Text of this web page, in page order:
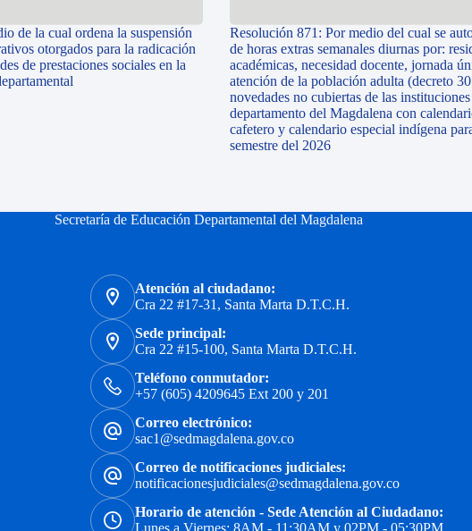
de la cual ordena la suspensión
otorgados para la radicación
de prestaciones sociales en la
Resolución 871: Por medio del cual se
de horas extras semanales diurnas por:
académicas, necesidad docente, jornada
atención de la población adulta (decreto
novedades no cubiertas de las
departamento del Magdalena con
cafetero y calendario especial indígena
semestre del 2026
Secretaría de Educación Departamental del Magdalena
Atención al ciudadano:
Cra 22 #17-31, Santa Marta D.T.C.H.
Sede principal:
Cra 22 #15-100, Santa Marta D.T.C.H.
Teléfono conmutador:
+57 (605) 4209645 Ext 200 y 201
Correo electrónico:
sac1@sedmagdalena.gov.co
Correo de notificaciones judiciales:
notificacionesjudiciales@sedmagdalena.gov.co
Horario de atención - Sede Atención al Ciudadano:
Lunes a Viernes: 8AM - 11:30AM y 02PM - 05:30PM